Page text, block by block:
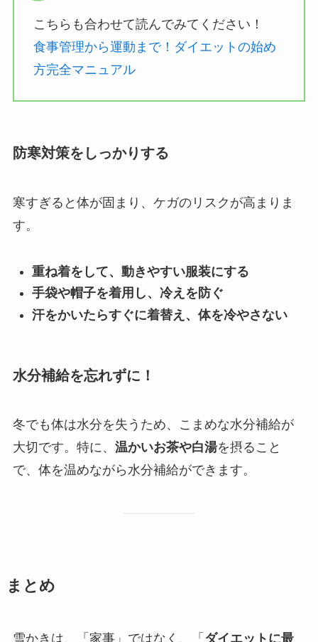
こちらも合わせて読んでみてください！
食事管理から運動まで！ダイエットの始め
方完全マニュアル
防寒対策をしっかりする
寒すぎると体が固まり、ケガのリスクが高まりま
す。
重ね着をして、動きやすい服装にする
手袋や帽子を着用し、冷えを防ぐ
汗をかいたらすぐに着替え、体を冷やさない
水分補給を忘れずに！
冬でも体は水分を失うため、こまめな水分補給が
大切です。特に、 温かいお茶や白湯を摂ること
で、体を温めながら水分補給ができます。
まとめ
雪かきは、「家事」ではなく、「 ダイエットに最